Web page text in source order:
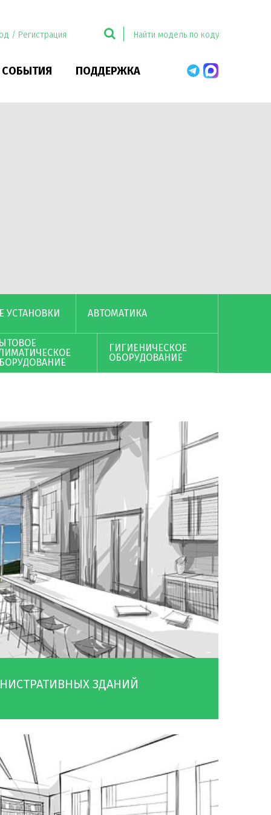
/ Регистрация
ПОДДЕРЖКА
УСТАНОВКИ АВТОМАТИКА
ГИГИЕНИЧЕСКОЕ
ОБОРУДОВАНИЕ
ЗДАНИЙ